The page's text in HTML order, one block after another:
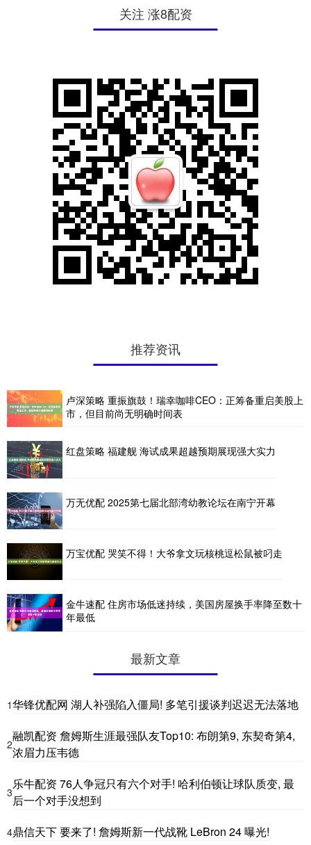
关注 涨8配资
推荐资讯
卢深策略 重振旗鼓！瑞幸咖啡CEO：正筹备重启美股上
市，但目前尚无明确时间表
红盘策略 福建舰 海试成果超越预期展现强大实力
万无优配 2025第七届北部湾幼教论坛在南宁开幕
万宝优配 哭笑不得！大爷拿文玩核桃逗松鼠被叼走
金牛速配 住房市场低迷持续，美国房屋换手率降至数十
年最低
最新文章
1华锋优配网 湖人补强陷入僵局! 多笔引援谈判迟迟无法落地
2
融凯配资 詹姆斯生涯最强队友Top10: 布朗第9, 东契奇第4,
浓眉力压韦德
3
乐牛配资 76人争冠只有六个对手! 哈利伯顿让球队质变, 最
后一个对手没想到
4鼎信天下 要来了! 詹姆斯新一代战靴 LeBron 24 曝光!